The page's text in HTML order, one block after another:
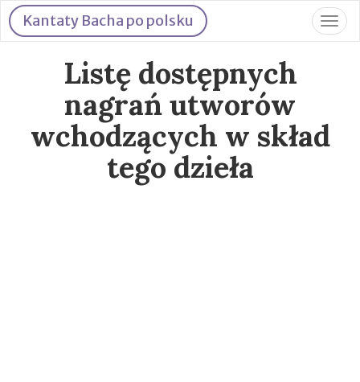
Kantaty Bacha po polsku
Listę dostępnych
nagrań utworów
wchodzących w skład
tego dzieła